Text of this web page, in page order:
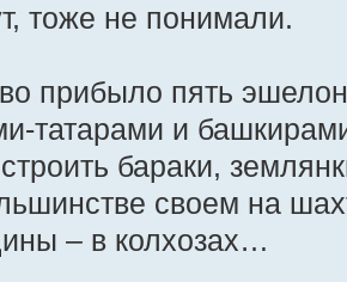
тоже не понимали.
прибыло пять
татарами и
бараки,
своем на
– в колхозах…